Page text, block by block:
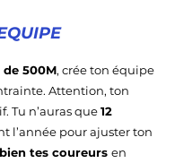
500M, crée ton équipe
Attention, ton
Tu n’auras que12
l’année pour ajuster ton
tes coureurs en